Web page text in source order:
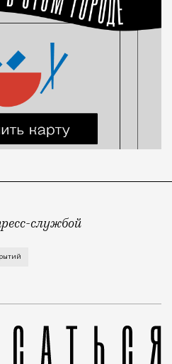
службой
калорий к зиме под